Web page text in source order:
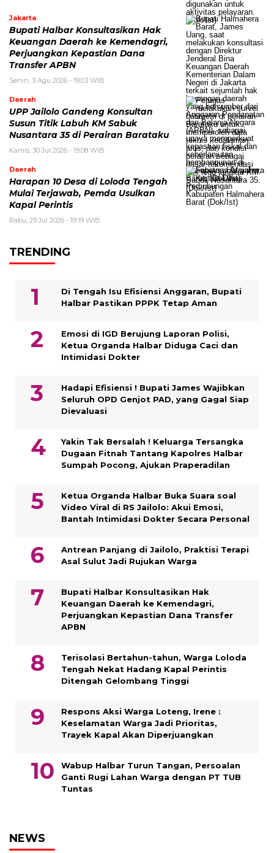
Jakarta
Bupati Halbar Konsultasikan Hak
Keuangan Daerah ke Kemendagri,
Perjuangkan Kepastian Dana
Transfer APBN
Senin, 3 Agu 2026 - 19:03 WIB
Daerah
UPP Jailolo Gandeng Konsultan
Susun Titik Labuh KM Sabuk
Nusantara 35 di Perairan Barataku
Kamis, 30 Jul 2026 - 19:08 WIB
Daerah
Harapan 10 Desa di Loloda Tengah
Mulai Terjawab, Pemda Usulkan
Kapal Perintis
Rabu, 29 Jul 2026 - 19:19 WIB
TRENDING
Di Tengah Isu Efisiensi Anggaran, Bupati
Halbar Pastikan PPPK Tetap Aman
Emosi di IGD Berujung Laporan Polisi,
Ketua Organda Halbar Diduga Caci dan
Intimidasi Dokter
Hadapi Efisiensi ! Bupati James Wajibkan
Seluruh OPD Genjot PAD, yang Gagal Siap
Dievaluasi
Yakin Tak Bersalah ! Keluarga Tersangka
Dugaan Fitnah Tantang Kapolres Halbar
Sumpah Pocong, Ajukan Praperadilan
Ketua Organda Halbar Buka Suara soal
Video Viral di RS Jailolo: Akui Emosi,
Bantah Intimidasi Dokter Secara Personal
Antrean Panjang di Jailolo, Praktisi Terapi
Asal Sulut Jadi Rujukan Warga
Bupati Halbar Konsultasikan Hak
Keuangan Daerah ke Kemendagri,
Perjuangkan Kepastian Dana Transfer
APBN
Terisolasi Bertahun-tahun, Warga Loloda
Tengah Nekat Hadang Kapal Perintis
Ditengah Gelombang Tinggi
Respons Aksi Warga Loteng, Irene :
Keselamatan Warga Jadi Prioritas,
Trayek Kapal Akan Diperjuangkan
Wabup Halbar Turun Tangan, Persoalan
Ganti Rugi Lahan Warga dengan PT TUB
Tuntas
NEWS